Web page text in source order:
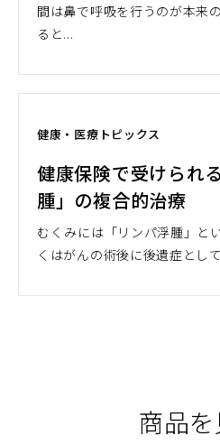
間は鼻で呼吸を行うのが本来
ると...
健康・医療トピックス
健康保険で受けられ
腫」の複合的治療
むくみには「リンパ浮腫」と
くはがんの術後に後遺症とし
商品を